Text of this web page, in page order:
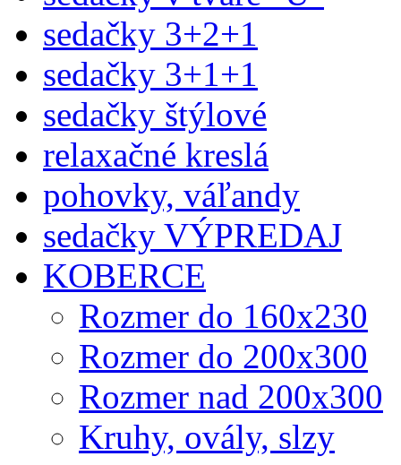
sedačky 3+2+1
sedačky 3+1+1
sedačky štýlové
relaxačné kreslá
pohovky, váľandy
sedačky VÝPREDAJ
KOBERCE
Rozmer do 160x230
Rozmer do 200x300
Rozmer nad 200x300
Kruhy, ovály, slzy